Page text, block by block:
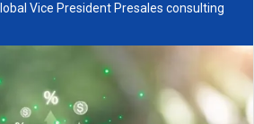
Vice President Presales consulting